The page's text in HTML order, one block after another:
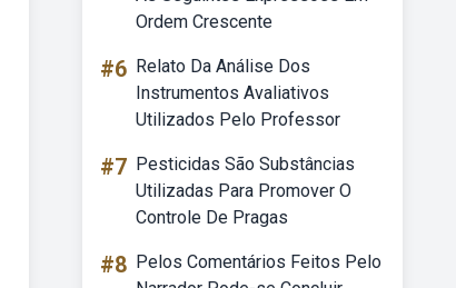
Ordem Crescente
#6 Relato Da Análise Dos
Instrumentos Avaliativos
Utilizados Pelo Professor
#7 Pesticidas São Substâncias
Utilizadas Para Promover O
Controle De Pragas
#8 Pelos Comentários Feitos Pelo